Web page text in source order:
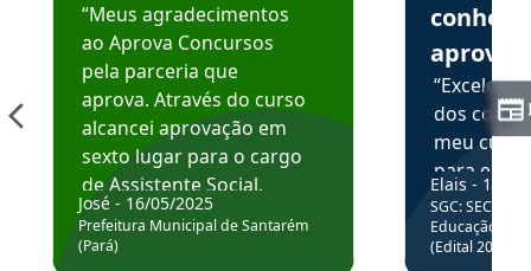
“Meus agradecimentos
ao Aprova Concursos
pela parceria que
aprova. Através do curso
alcancei aprovação em
sexto lugar para o cargo
de Assistente Social.
Hoje estou atuando na
Prefeitura de Santarém.
José - 16/05/2025
Prefeitura Municipal de Santarém
(Pará)
aprova
dos
meu
para
colocar
através
de
Elais - 15/
SGC: SEC BA
Educação
(Edital